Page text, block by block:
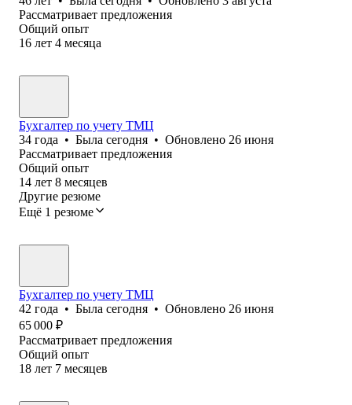
Рассматривает предложения
Общий опыт
16 лет 4 месяца
Бухгалтер по учету ТМЦ
34 года • Была сегодня • Обновлено 26 июня
Рассматривает предложения
Общий опыт
14 лет 8 месяцев
Другие резюме
Ещё 1 резюме
Бухгалтер по учету ТМЦ
42 года • Была сегодня • Обновлено 26 июня
65 000 ₽
Рассматривает предложения
Общий опыт
18 лет 7 месяцев